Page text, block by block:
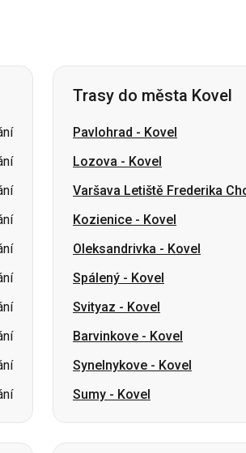
Trasy do města Kovel
Pavlohrad - Kovel
Lozova - Kovel
Varšava Letiště Frederika
Kozienice - Kovel
Oleksandrivka - Kovel
Spálený - Kovel
Svityaz - Kovel
Barvinkove - Kovel
Synelnykove - Kovel
Sumy - Kovel